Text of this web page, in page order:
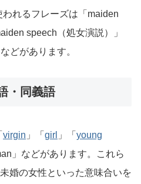
われるフレーズは「maiden
speech（処女演説）」
どがあります。
・同義語
virgin 」「 girl 」「 young
」などがあります。これら
婚の女性といった意味合いを